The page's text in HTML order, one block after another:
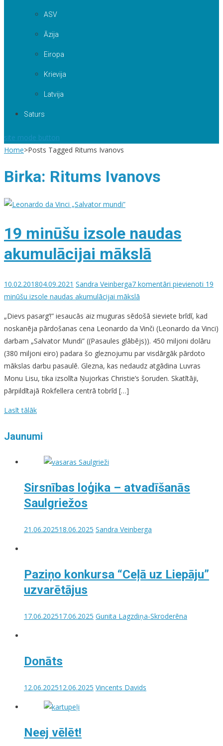
ASV
Āzija
Eiropa
Krievija
Latvija
Saturs
site mode button
Home>Posts Tagged Ritums Ivanovs
Birka: Ritums Ivanovs
19 minūšu izsole naudas
akumulācijai mākslā
10.02.201804.09.2021 Sandra Veinberga7 komentāri pievienoti 19
minūšu izsole naudas akumulācijai mākslā
„Dievs pasarg’!” iesaucās aiz muguras sēdošā sieviete brīdī, kad
noskanēja pārdošanas cena Leonardo da Vinči (Leonardo da Vinci)
darbam „Salvator Mundi” ((Pasaules glābējs)). 450 miljoni dolāru
(380 miljoni eiro) padara šo gleznojumu par visdārgāk pārdoto
mākslas darbu pasaulē. Glezna, kas nedaudz atgādina Luvras
Monu Lisu, tika izsolīta Ņujorkas Christie’s šoruden. Skatītāji,
pārpildītajā Rokfellera centrā tobrīd […]
Lasīt tālāk
Jaunumi
Sirsnības loģika – atvadīšanās
Saulgriežos
21.06.202518.06.2025 Sandra Veinberga
Paziņo konkursa “Ceļā uz Liepāju”
uzvarētājus
17.06.202517.06.2025 Gunita Lagzdiņa-Skroderēna
Donāts
12.06.202512.06.2025 Vincents Davids
Neej vēlēt!